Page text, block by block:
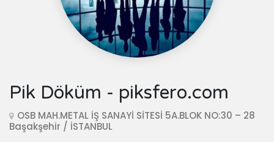
Pik Döküm - piksfero.com
OSB MAH.METAL İŞ SANAYİ SİTESİ 5A.BLOK NO:30 – 28
Başakşehir / İSTANBUL